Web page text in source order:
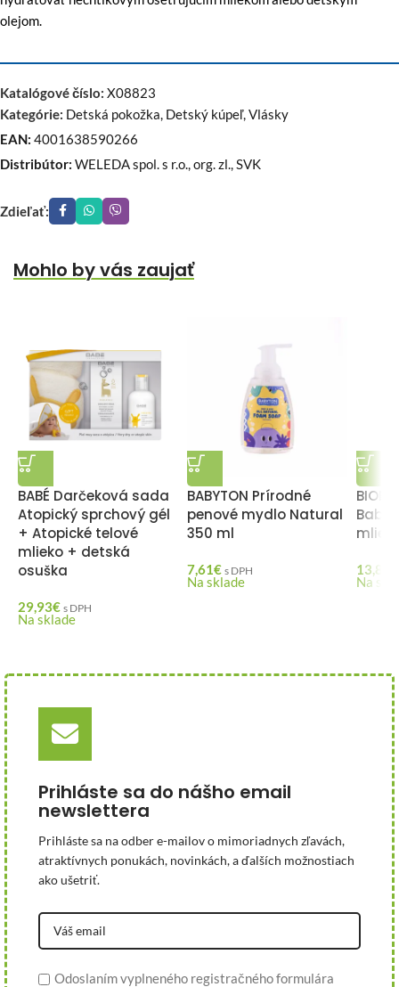
olejom.
Katalógové číslo: X08823
Kategórie: Detská pokožka, Detský kúpeľ,Vlásky
EAN: 4001638590266
Distribútor: WELEDA spol. s r.o., org. zl., SVK
Zdieľať:
Mohlo by vás zaujať
BABÉ Darčeková sada
Atopický sprchový gél
+ Atopické telové
mlieko + detská
osuška
29,93€ s DPH
Na sklade
BABYTON Prírodné
penové mydlo Natural
350 ml
7,61€ s DPH
Na sklade
13,80
Na
Prihláste sa do nášho email
newslettera
Prihláste sa na odber e-mailov o mimoriadnych zľavách,
atraktívnych ponukách, novinkách, a ďalších možnostiach
ako ušetriť.
Odoslaním vyplneného registračného formulára